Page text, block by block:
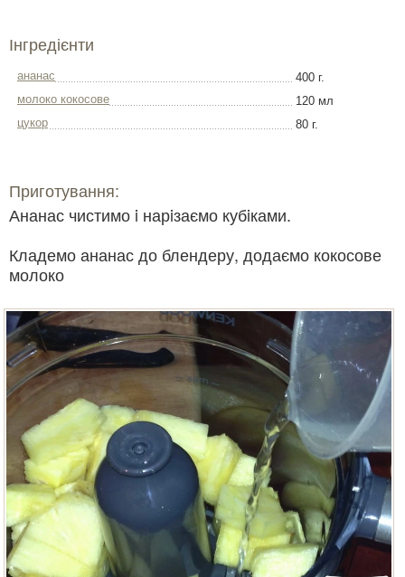
Інгредієнти
ананас
400 г.
молоко кокосове
120 мл
цукор
80 г.
Приготування:
Ананас чистимо i нарiзаємо кубiками.
Кладемо ананас до блендеру, додаємо кокосове
молоко